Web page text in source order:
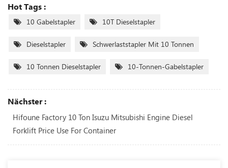
Hot Tags :
10 Gabelstapler 10T Dieselstapler
Dieselstapler Schwerlaststapler Mit 10 Tonnen
10 Tonnen Dieselstapler 10-Tonnen-Gabelstapler
Nächster :
Hifoune Factory 10 Ton Isuzu Mitsubishi Engine Diesel
Forklift Price ​use For Container